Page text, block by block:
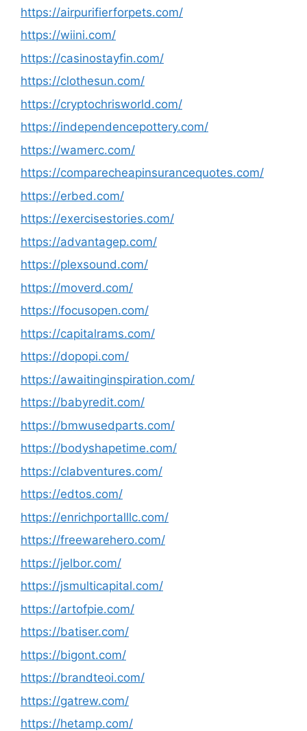
https://airpurifierforpets.com/
https://wiini.com/
https://casinostayfin.com/
https://clothesun.com/
https://cryptochrisworld.com/
https://independencepottery.com/
https://wamerc.com/
https://comparecheapinsurancequotes.com/
https://erbed.com/
https://exercisestories.com/
https://advantagep.com/
https://plexsound.com/
https://moverd.com/
https://focusopen.com/
https://capitalrams.com/
https://dopopi.com/
https://awaitinginspiration.com/
https://babyredit.com/
https://bmwusedparts.com/
https://bodyshapetime.com/
https://clabventures.com/
https://edtos.com/
https://enrichportalllc.com/
https://freewarehero.com/
https://jelbor.com/
https://jsmulticapital.com/
https://artofpie.com/
https://batiser.com/
https://bigont.com/
https://brandteoi.com/
https://gatrew.com/
https://hetamp.com/